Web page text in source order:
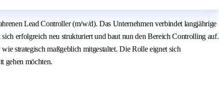
Lead Controller (m/w/d). Das Unternehmen verbindet langjährige
erfolgreich neu strukturiert und baut nun den Bereich Controlling auf.
strategisch maßgeblich mitgestaltet. Die Rolle eignet sich
gehen möchten.